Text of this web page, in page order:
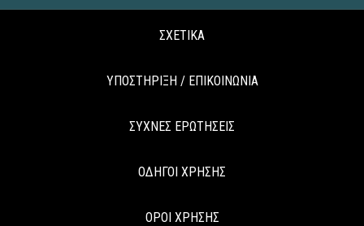
ΣΧΕΤΙΚΑ
ΥΠΟΣΤΗΡΙΞΗ / ΕΠΙΚΟΙΝΩΝΙΑ
ΣΥΧΝΕΣ ΕΡΩΤΗΣΕΙΣ
ΟΔΗΓΟΙ ΧΡΗΣΗΣ
ΟΡΟΙ ΧΡΗΣΗΣ